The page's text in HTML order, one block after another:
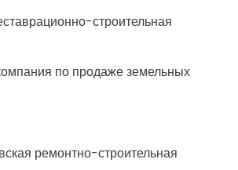
строительная
по продаже земельных
ремонтно-строительная